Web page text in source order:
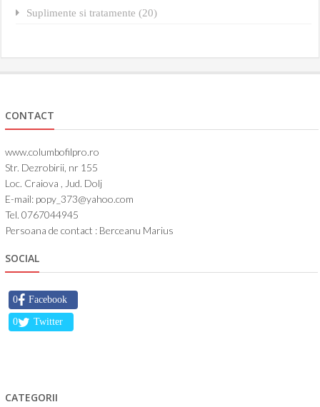
Suplimente si tratamente (20)
CONTACT
www.columbofilpro.ro
Str. Dezrobirii, nr 155
Loc. Craiova , Jud. Dolj
E-mail: popy_373@yahoo.com
Tel. 0767044945
Persoana de contact : Berceanu Marius
SOCIAL
Facebook
0
Twitter
0
CATEGORII